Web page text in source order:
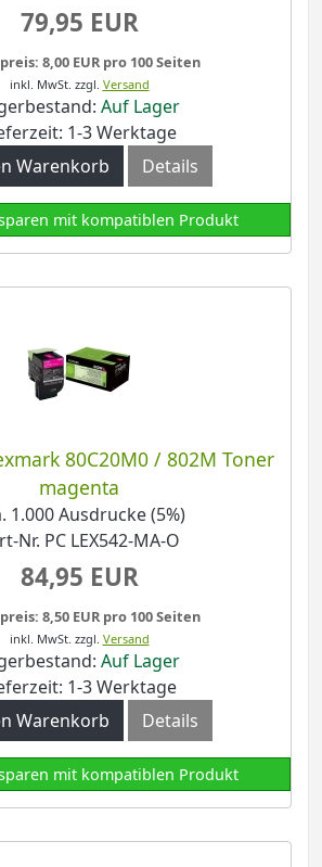
79,95 EUR
8,00 EUR pro 100 Seiten
inkl. MwSt. zzgl. Versand
Auf Lager
1-3 Werktage
Warenkorb
Details
sparen mit kompatiblen Produkt
80C20M0 / 802M Toner
magenta
1.000 Ausdrucke (5%)
Nr. PC LEX542-MA-O
84,95 EUR
8,50 EUR pro 100 Seiten
inkl. MwSt. zzgl. Versand
Auf Lager
1-3 Werktage
Warenkorb
Details
sparen mit kompatiblen Produkt